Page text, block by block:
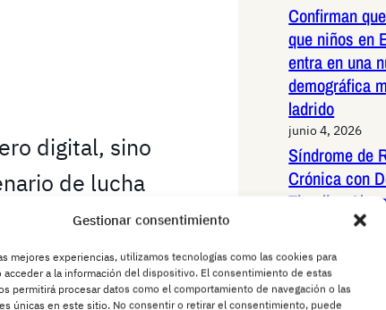
Gestionar consentimiento
mejores experiencias, utilizamos tecnologías como las cookies para
acceder a la información del dispositivo. El consentimiento de estas
permitirá procesar datos como el comportamiento de navegación o las
únicas en este sitio. No consentir o retirar el consentimiento, puede
digital, sino
de lucha
eran territorio de
secretos
el proletariado
Confirman
que niños en
entra en una
demográfica
ladrido
junio 4, 2026
Síndrome de
Crónica con
Timeline
de Vida
Periquitos
redes